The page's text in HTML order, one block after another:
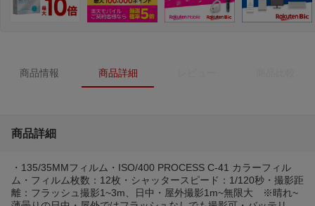
商品情報 商品詳細
商品詳細
・135/35MMフィルム・ISO/400 PROCESS C-41 カラーフィル
ム・フィルム枚数：12枚・シャッタースピード：1/120秒・撮影距
離：フラッシュ撮影1~3m、日中・屋外撮影1m~無限大 ※晴れ~